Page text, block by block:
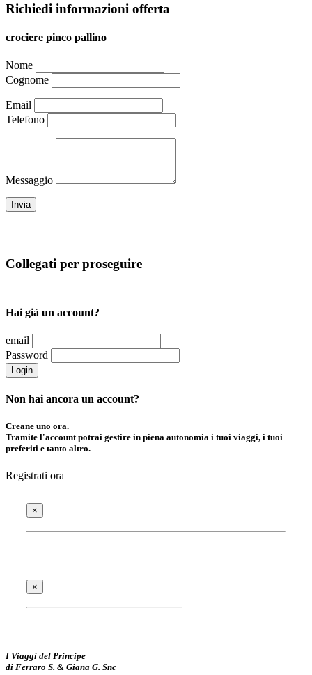
Richiedi informazioni offerta
crociere pinco pallino
Nome
Cognome
Email
Telefono
Messaggio
Invia
Collegati per proseguire
Hai già un account?
email
Password
Login
Non hai ancora un account?
Creane uno ora.
Tramite l'account potrai gestire in piena autonomia i tuoi viaggi, i tuoi
preferiti e tanto altro.
Registrati ora
×
×
I Viaggi del Principe
di Ferraro S. & Giana G. Snc